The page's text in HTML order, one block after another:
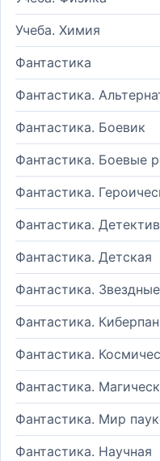
Учеба. Химия
Фантастика
Фантастика.
Фантастика. Боевик
Фантастика. Боевые
Фантастика.
Фантастика.
Фантастика. Детская
Фантастика.
Фантастика.
Фантастика.
Фантастика.
Фантастика. Мир
Фантастика. Научная